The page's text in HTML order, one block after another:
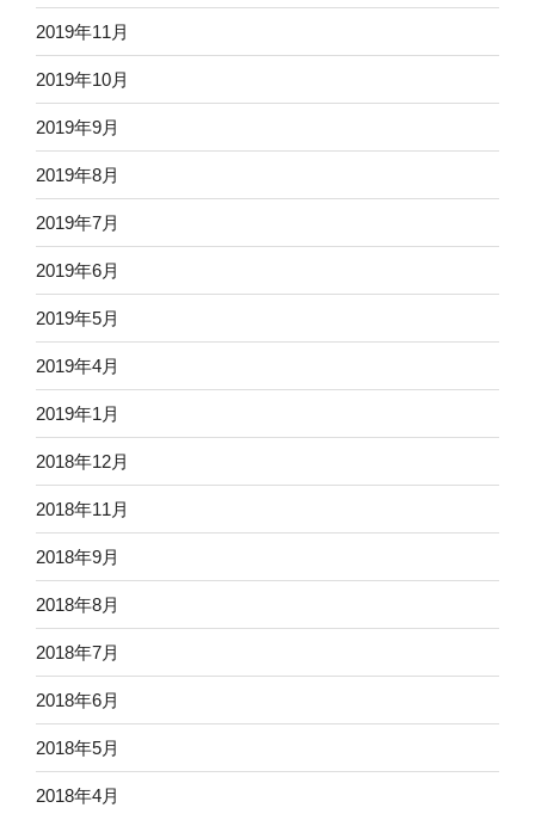
2019年11月
2019年10月
2019年9月
2019年8月
2019年7月
2019年6月
2019年5月
2019年4月
2019年1月
2018年12月
2018年11月
2018年9月
2018年8月
2018年7月
2018年6月
2018年5月
2018年4月